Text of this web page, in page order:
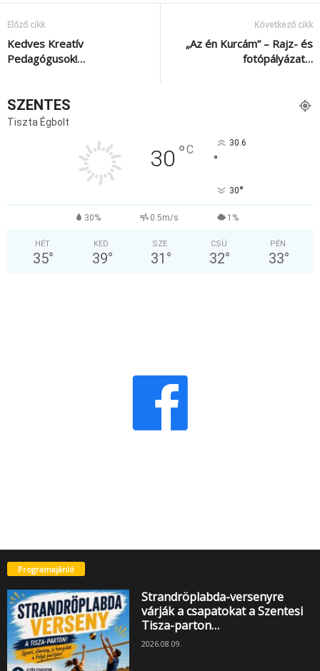
Előző cikk
Kedves Kreatív
Pedagógusok!…
Következő cikk
„Az én Kurcám” – Rajz- és
fotópályázat…
SZENTES
Tiszta Égbolt
30 °C 30.6
°
30°
30% 0.5m/s 1%
HÉT
35°
KED
39°
SZE
31 °
CSÜ
32°
PÉN
33°
Programajánló
Strandröplabda-versenyre
várják a csapatokat a Szentesi
Tisza-parton…
2026.08.09.